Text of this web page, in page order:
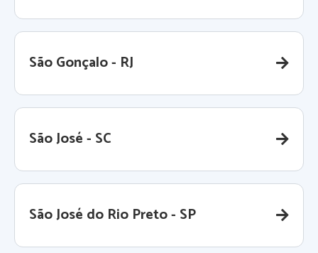
São Gonçalo - RJ
São José - SC
São José do Rio Preto - SP